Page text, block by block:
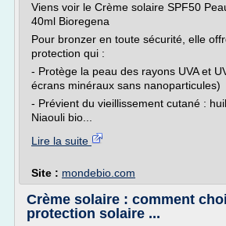
Viens voir le Crème solaire SPF50
40ml Bioregena
Pour bronzer en toute sécurité, elle
protection qui :
- Protège la peau des rayons UVA et
écrans minéraux sans nanoparticules)
- Prévient du vieillissement cutané :
Niaouli bio...
Lire la suite
Site : mondebio.com
Crème solaire : comment
protection solaire ...